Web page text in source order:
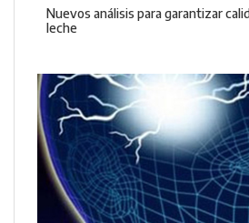
Nuevos análisis para garantizar
leche